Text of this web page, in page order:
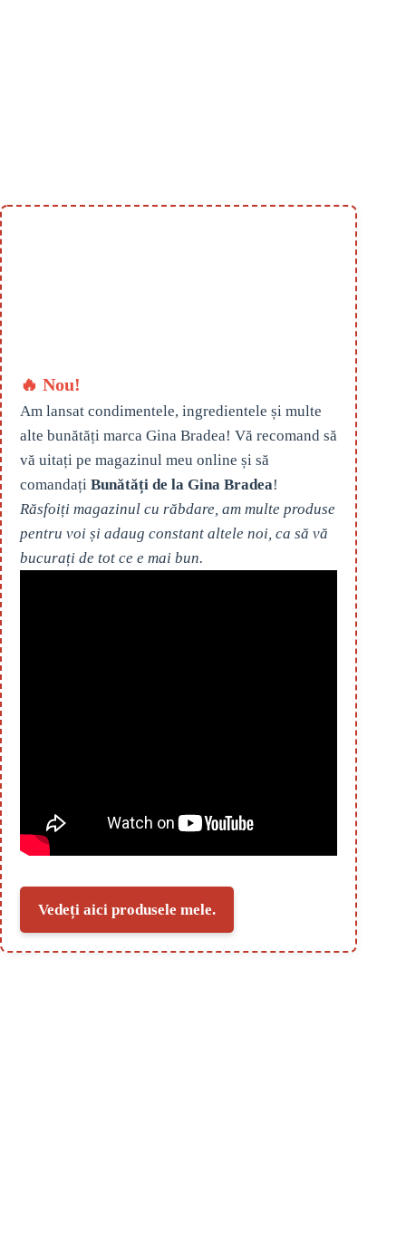
🔥 Nou!
Am lansat condimentele, ingredientele și multe
alte bunătăți marca Gina Bradea! Vă recomand să
vă uitați pe magazinul meu online și să
comandați Bunătăți de la Gina Bradea!
Răsfoiți magazinul cu răbdare, am multe produse
pentru voi și adaug constant altele noi, ca să vă
bucurați de tot ce e mai bun.
Vedeți aici produsele mele.